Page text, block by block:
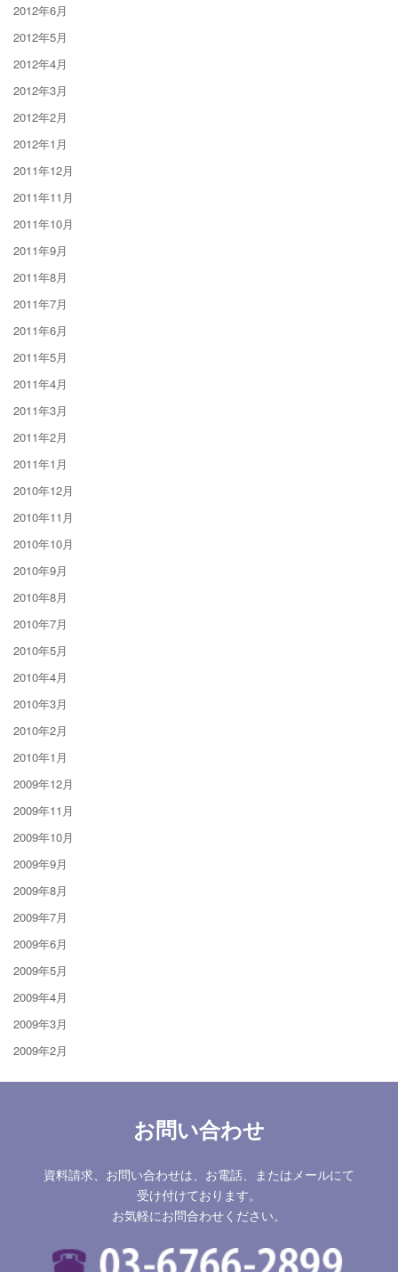
2012年6月
2012年5月
2012年4月
2012年3月
2012年2月
2012年1月
2011年12月
2011年11月
2011年10月
2011年9月
2011年8月
2011年7月
2011年6月
2011年5月
2011年4月
2011年3月
2011年2月
2011年1月
2010年12月
2010年11月
2010年10月
2010年9月
2010年8月
2010年7月
2010年5月
2010年4月
2010年3月
2010年2月
2010年1月
2009年12月
2009年11月
2009年10月
2009年9月
2009年8月
2009年7月
2009年6月
2009年5月
2009年4月
2009年3月
2009年2月
お問い合わせ
資料請求、お問い合わせは、お電話、またはメールにて
受け付けております。
お気軽にお問合わせください。